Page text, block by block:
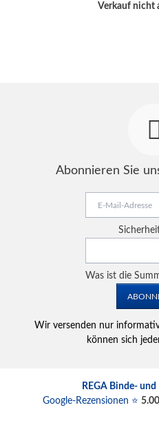
Verkauf nicht
Abonnieren Sie
Was ist die
Wir versenden nur
können sich
REGA Binde-
Google-Rezensionen ⭐ 5.00